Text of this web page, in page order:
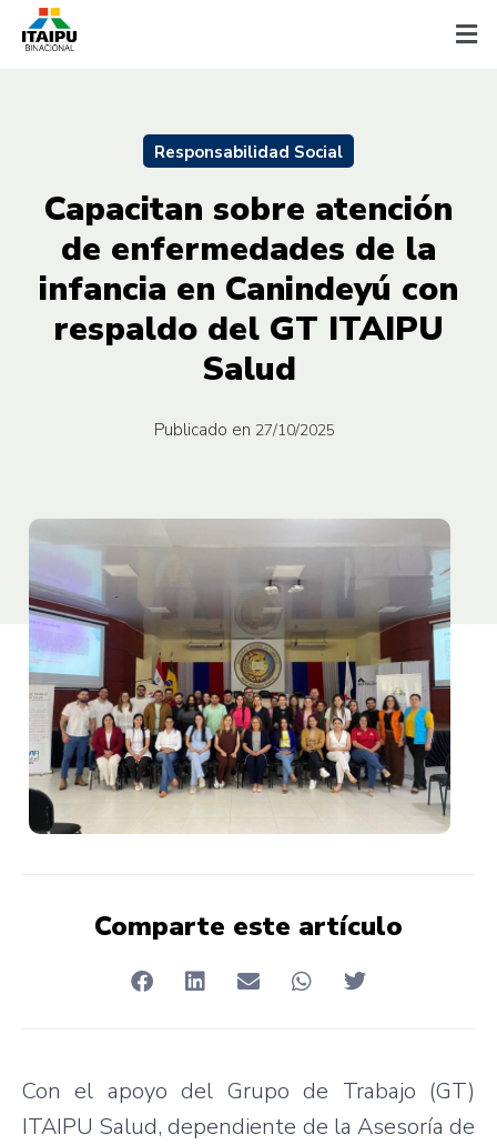
Responsabilidad Social
Capacitan sobre atención
de enfermedades de la
infancia en Canindeyú con
respaldo del GT ITAIPU
Salud
Publicado en 27/10/2025
Comparte este artículo
Con el apoyo del Grupo de Trabajo (GT)
ITAIPU Salud, dependiente de la Asesoría de